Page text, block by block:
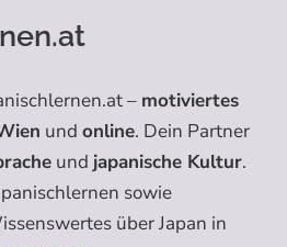
– motiviertes
und online. Dein Partner
und japanische Kultur.
sowie
über Japan in